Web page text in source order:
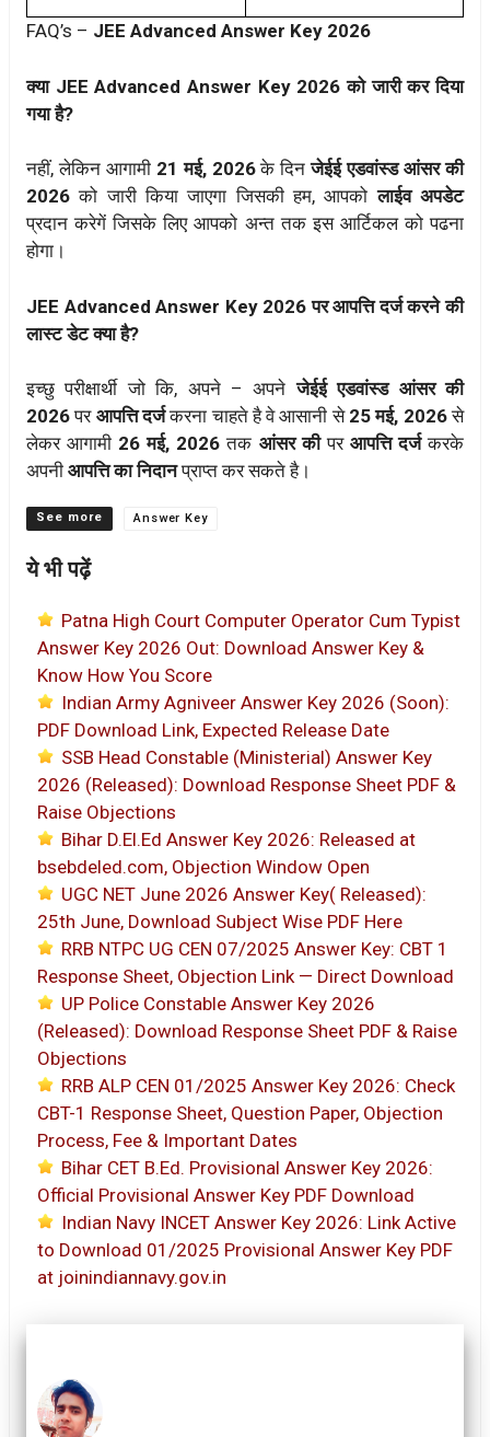
FAQ’s – JEE Advanced Answer Key 2026
क्या JEE Advanced Answer Key 2026 को जारी कर दिया
गया है?
नहीं, लेकिन आगामी 21 मई, 2026के दिनजेईई एडवांस्ड आंसर की
2026को जारी किया जाएगा जिसकी हम, आपको लाईव अपडेट
प्रदान करेगें जिसके लिए आपको अन्त तक इस आर्टिकल को पढना
होगा।
JEE Advanced Answer Key 2026 पर आपत्ति दर्ज करने की
लास्ट डेट क्या है?
इच्छु परीक्षार्थी जो कि, अपने – अपने जेईई एडवांस्ड आंसर की
2026पर आपत्ति दर्जकरना चाहते है वे आसानी से 25 मई, 2026से
लेकर आगामी 26 मई, 2026तक आंसर कीपर आपत्ति दर्जकरके
अपनी आपत्ति का निदानप्राप्त कर सकते है।
Categories Answer Key
ये भी पढ़ें
Patna High Court Computer Operator Cum Typist
Answer Key 2026 Out: Download Answer Key &
Know How You Score
Indian Army Agniveer Answer Key 2026 (Soon):
PDF Download Link, Expected Release Date
SSB Head Constable (Ministerial) Answer Key
2026 (Released): Download Response Sheet PDF &
Raise Objections
Bihar D.El.Ed Answer Key 2026: Released at
bsebdeled.com, Objection Window Open
UGC NET June 2026 Answer Key( Released):
25th June, Download Subject Wise PDF Here
RRB NTPC UG CEN 07/2025 Answer Key: CBT 1
Response Sheet, Objection Link — Direct Download
UP Police Constable Answer Key 2026
(Released): Download Response Sheet PDF & Raise
Objections
RRB ALP CEN 01/2025 Answer Key 2026: Check
CBT-1 Response Sheet, Question Paper, Objection
Process, Fee & Important Dates
Bihar CET B.Ed. Provisional Answer Key 2026:
Official Provisional Answer Key PDF Download
Indian Navy INCET Answer Key 2026: Link Active
to Download 01/2025 Provisional Answer Key PDF
at joinindiannavy.gov.in